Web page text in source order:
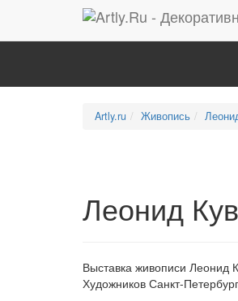
Artly.ru Живопись
Леонид
Выставка живописи Леонид
Художников Санкт-